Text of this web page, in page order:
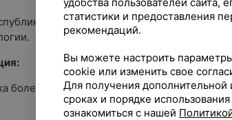
общественного объединения
болезней периодонта
статистики и предоставления
рекомендаций.
Вы можете настроить
cookie или изменить свое
Для получения
сроках и порядке
ознакомиться с нашей